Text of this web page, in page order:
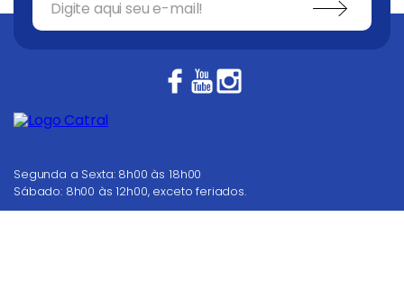
Segunda a Sexta: 8h00 às 18h00
Sábado: 8h00 às 12h00, exceto feriados.